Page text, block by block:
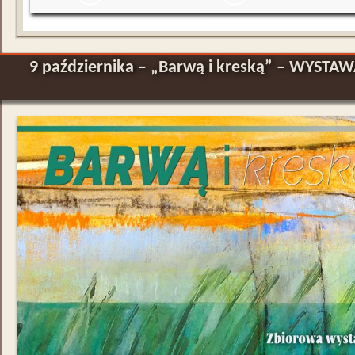
9 października – „Barwą i kreską” –